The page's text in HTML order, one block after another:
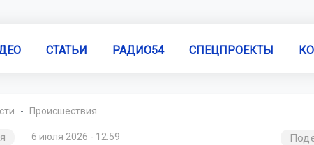
СТАТЬИ РАДИО54 СПЕЦПРОЕКТЫ
Происшествия
6 июля 2026 - 12:59